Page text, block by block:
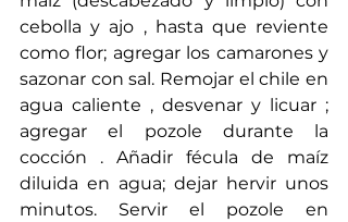
cebolla y ajo , hasta que reviente
como flor; agregar los camarones y
sazonar con sal. Remojar el chile en
agua caliente , desvenar y licuar ;
agregar el pozole durante la
cocción . Añadir fécula de maíz
diluida en agua; dejar hervir unos
minutos. Servir el pozole en